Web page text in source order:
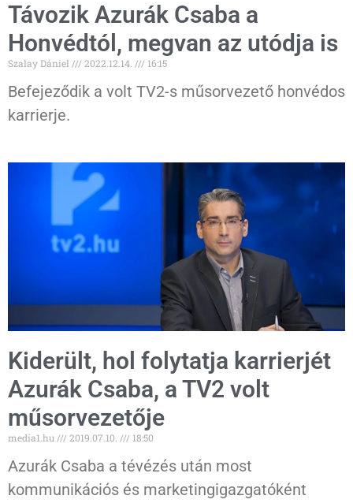
Távozik Azurák Csaba a
Honvédtól, megvan az utódja is
Szalay Dániel 2022.12.14. 16:15
Befejeződik a volt TV2-s műsorvezető honvédos
karrierje.
Kiderült, hol folytatja karrierjét
Azurák Csaba, a TV2 volt
műsorvezetője
media1.hu 2019.07.10. 18:50
Azurák Csaba a tévézés után most
kommunikációs és marketingigazgatóként